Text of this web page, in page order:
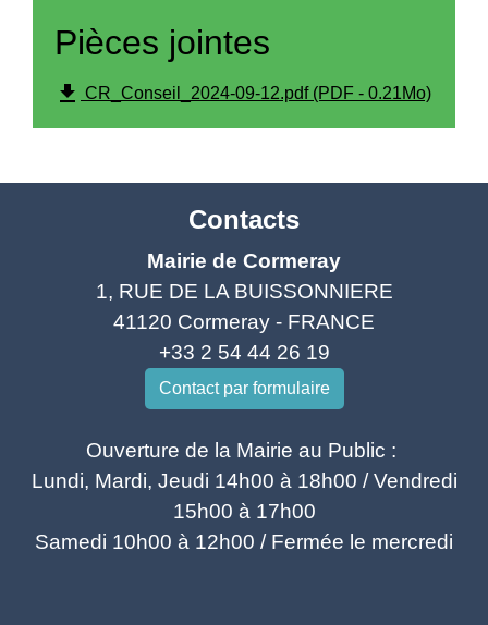
Pièces jointes
file_download CR_Conseil_2024-09-12.pdf (PDF - 0.21Mo)
Contacts
Mairie de Cormeray
1, RUE DE LA BUISSONNIERE
41120 Cormeray - FRANCE
+33 2 54 44 26 19
Contact par formulaire
Ouverture de la Mairie au Public :
Lundi, Mardi, Jeudi 14h00 à 18h00 / Vendredi
15h00 à 17h00
Samedi 10h00 à 12h00 / Fermée le mercredi